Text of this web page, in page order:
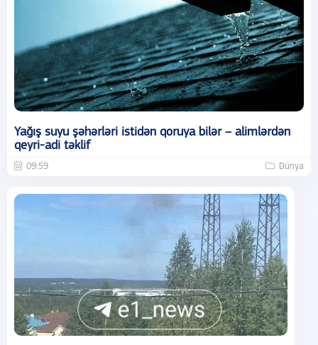
Yağış suyu şəhərləri istidən qoruya bilər – alimlərdən
qeyri-adi təklif
09:59 Dünya